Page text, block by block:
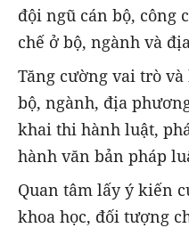
đội ngũ cán bộ, công
chế ở bộ, ngành và
Tăng cường vai trò và
bộ, ngành, địa
khai thi hành luật,
hành văn bản pháp
Quan tâm lấy ý kiến
khoa học, đối tượng